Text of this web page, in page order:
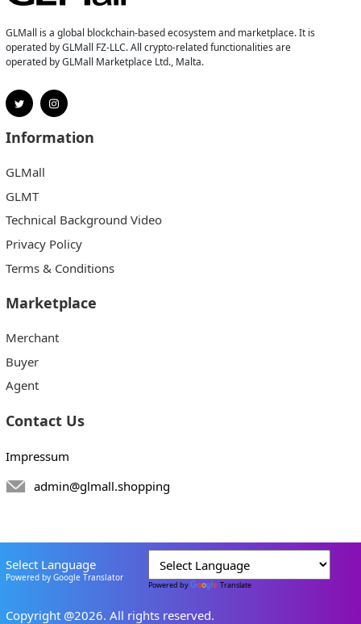
GLMall is a global blockchain-based ecosystem and marketplace. It is
operated by GLMall FZ-LLC. All crypto-related functionalities are
operated by GLMall Marketplace Ltd., Malta.
Information
GLMall
GLMT
Technical Background Video
Privacy Policy
Terms & Conditions
Marketplace
Merchant
Buyer
Agent
Contact Us
Impressum
admin@glmall.shopping
Select Language
Powered by Google Translator
Powered by Translate
Copyright @2026. All rights reserved.